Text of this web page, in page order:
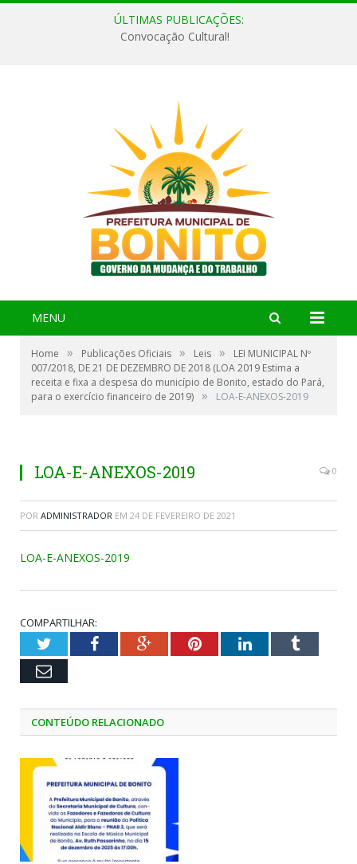
ÚLTIMAS PUBLICAÇÕES:
Convocação Cultural!
MENU
Home » Publicações Oficiais » Leis »
LEI MUNICIPAL Nº
007/2018, DE 21 DE DEZEMBRO DE 2018 (LOA 2019 Estima a
receita e fixa a despesa do município de Bonito, estado do Pará,
para o exercício financeiro de 2019) » LOA-E-ANEXOS-2019
LOA-E-ANEXOS-2019 0
POR ADMINISTRADOR EM 24 DE FEVEREIRO DE 2021
LOA-E-ANEXOS-2019
COMPARTILHAR:
TwitterFacebookGoogle+PinterestLinkedInTumblr
Email
CONTEÚDO RELACIONADO